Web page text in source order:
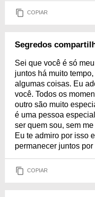
COPIAR
Segredos
Sei que você é só
juntos há muito
algumas coisas. Eu
você. Todos os
outro são muito
é uma pessoa
ser quem sou, sem
Eu te admiro por isso
permanecer juntos
COPIAR